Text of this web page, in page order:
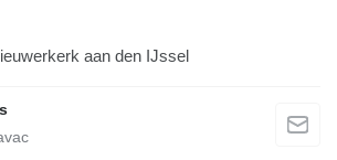
aan den IJssel